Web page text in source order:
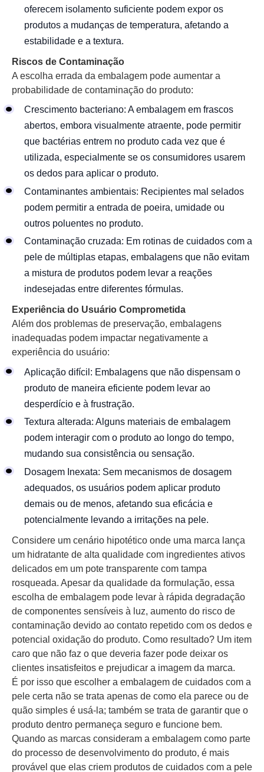
oferecem isolamento suficiente podem expor os
produtos a mudanças de temperatura, afetando a
estabilidade e a textura.
Riscos de Contaminação
A escolha errada da embalagem pode aumentar a
probabilidade de contaminação do produto:
Crescimento bacteriano: A embalagem em frascos
abertos, embora visualmente atraente, pode permitir
que bactérias entrem no produto cada vez que é
utilizada, especialmente se os consumidores usarem
os dedos para aplicar o produto.
Contaminantes ambientais: Recipientes mal selados
podem permitir a entrada de poeira, umidade ou
outros poluentes no produto.
Contaminação cruzada: Em rotinas de cuidados com a
pele de múltiplas etapas, embalagens que não evitam
a mistura de produtos podem levar a reações
indesejadas entre diferentes fórmulas.
Experiência do Usuário Comprometida
Além dos problemas de preservação, embalagens
inadequadas podem impactar negativamente a
experiência do usuário:
Aplicação difícil: Embalagens que não dispensam o
produto de maneira eficiente podem levar ao
desperdício e à frustração.
Textura alterada: Alguns materiais de embalagem
podem interagir com o produto ao longo do tempo,
mudando sua consistência ou sensação.
Dosagem Inexata: Sem mecanismos de dosagem
adequados, os usuários podem aplicar produto
demais ou de menos, afetando sua eficácia e
potencialmente levando a irritações na pele.
Considere um cenário hipotético onde uma marca lança
um hidratante de alta qualidade com ingredientes ativos
delicados em um pote transparente com tampa
rosqueada. Apesar da qualidade da formulação, essa
escolha de embalagem pode levar à rápida degradação
de componentes sensíveis à luz, aumento do risco de
contaminação devido ao contato repetido com os dedos e
potencial oxidação do produto. Como resultado? Um item
caro que não faz o que deveria fazer pode deixar os
clientes insatisfeitos e prejudicar a imagem da marca.
É por isso que escolher a embalagem de cuidados com a
pele certa não se trata apenas de como ela parece ou de
quão simples é usá-la; também se trata de garantir que o
produto dentro permaneça seguro e funcione bem.
Quando as marcas consideram a embalagem como parte
do processo de desenvolvimento do produto, é mais
provável que elas criem produtos de cuidados com a pele